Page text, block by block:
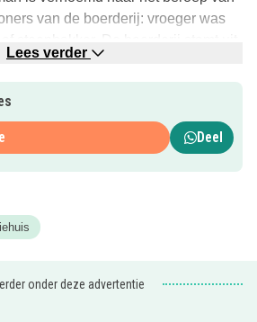
van de boerderij: vroeger was
verbouwd zodat het een
is.
beschikt over een
houtkachel, een goed uitgeruste
waarvan er 1 op de begane
is.
spelen in de tuin of schuur zonder
Lees verder
Deel
onder deze advertentie